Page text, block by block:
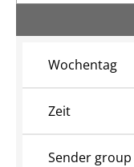
Wochentag
Zeit
Sender group